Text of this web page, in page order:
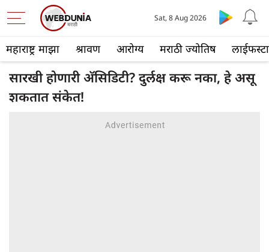
महाराष्ट्र माझा श्रावण आरोग्य मराठी ज्योतिष
Sat, 8 Aug 2026
सारखी होणारी अ‍ॅसिडिटी? दुर्लक्ष करू नका, हे असू
शकतात संकेत!